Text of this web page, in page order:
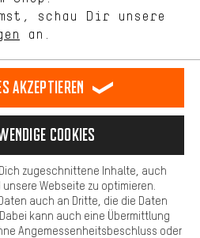
EN español
ES français
FR
Community Affiliateprogramm
Allgemeine Geschäftsbedingungen
Hinweise zur Batterieentsorgung
Kontrast ändern
Euro und exkl. MwSt zuzüglich
für Lieferung nachUSA.
schau Dir unsere
an.
unserer Webseite und
komfortabler. Mit Komfort-Cookies
zu Social Media Plattformen her. So
Inhalte und Informationen zur
hast du die Möglichkeit zusätzliche
dir erleichtern die richtigen Produkte zu
wir eine Chat-Funktion an, damit
beantwortet werden können.
dass Du unsere Webseite
akzeptieren
Cookies
zugeschnittene Inhalte, auch
Webseite zu optimieren.
auch an Dritte, die die Daten
kann auch eine Übermittlung
Angemessenheitsbeschluss oder